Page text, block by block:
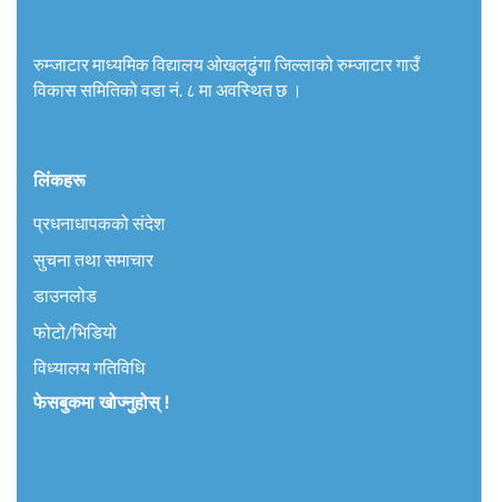
रुम्जाटार माध्यमिक विद्यालय ओखलढुंगा जिल्लाको रुम्जाटार गाउँ
विकास समितिको वडा नं. ८ मा अवस्थित छ ।
लिंकहरू
प्रधनाधापकको संदेश
सुचना तथा समाचार
डाउनलोड
फोटो/भिडियो
विध्यालय गतिविधि
फेसबुकमा खोज्नुहोस् !